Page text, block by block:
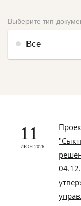
Выберите тип
Все
11
ИЮН 2026